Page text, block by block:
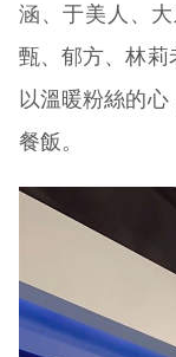
涵、于美人、
甄、郁方、林莉
以溫暖粉絲的
餐飯。